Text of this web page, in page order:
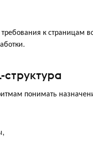
к страницам
понимать